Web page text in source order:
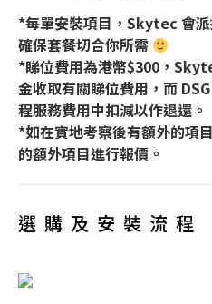
*每單安裝項目，Skytec 會
確保套餐切合你所需
*睇位費用為港幣$300，
金收取有關睇位費用，而
程服務費用中扣減以作退還。
*如在實地考察後有額外的項
的額外項目進行報價。
選購及安裝流程